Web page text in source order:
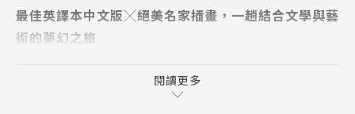
最佳英譯本中文版╳絕美名家插畫，一趟結合文學與藝
術的夢幻之旅
☆ 精選經典故事一刀未剪，搭配編譯者精彩導讀與賞
析，帶你一窺安徒生的真實面貌。
閱讀更多